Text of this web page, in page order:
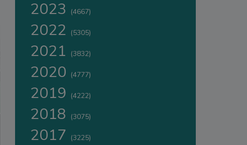
2023 (4667)
2022 (5305)
2021 (3832)
2020 (4777)
2019 (4222)
2018 (3075)
2017 (3225)